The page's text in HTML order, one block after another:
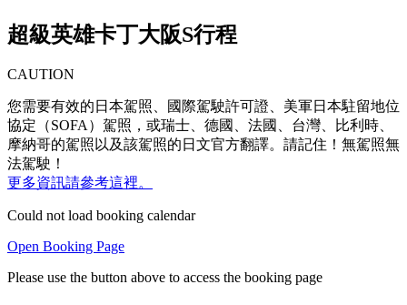
超級英雄卡丁大阪S行程
CAUTION
您需要有效的日本駕照、國際駕駛許可證、美軍日本駐留地位
協定（SOFA）駕照，或瑞士、德國、法國、台灣、比利時、
摩納哥的駕照以及該駕照的日文官方翻譯。請記住！無駕照無
法駕駛！
更多資訊請參考這裡。
Could not load booking calendar
Open Booking Page
Please use the button above to access the booking page